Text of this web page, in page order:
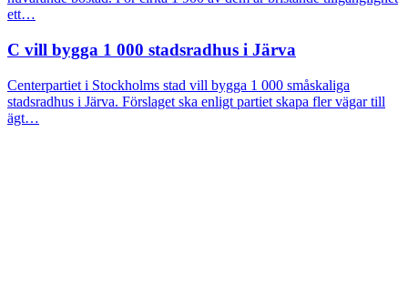
ett…
C vill bygga 1 000 stadsradhus i Järva
Centerpartiet i Stockholms stad vill bygga 1 000 småskaliga
stadsradhus i Järva. Förslaget ska enligt partiet skapa fler vägar till
ägt…